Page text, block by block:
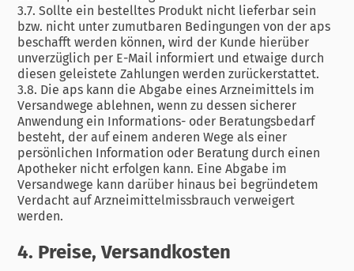
3.7. Sollte ein bestelltes Produkt nicht lieferbar sein
bzw. nicht unter zumutbaren Bedingungen von der aps
beschafft werden können, wird der Kunde hierüber
unverzüglich per E-Mail informiert und etwaige durch
diesen geleistete Zahlungen werden zurückerstattet.
3.8. Die aps kann die Abgabe eines Arzneimittels im
Versandwege ablehnen, wenn zu dessen sicherer
Anwendung ein Informations- oder Beratungsbedarf
besteht, der auf einem anderen Wege als einer
persönlichen Information oder Beratung durch einen
Apotheker nicht erfolgen kann. Eine Abgabe im
Versandwege kann darüber hinaus bei begründetem
Verdacht auf Arzneimittelmissbrauch verweigert
werden.
4. Preise, Versandkosten